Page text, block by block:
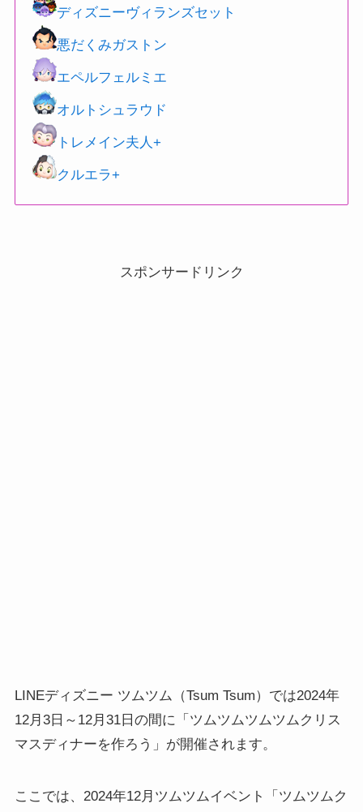
ディズニーヴィランズセット
悪だくみガストン
エペルフェルミエ
オルトシュラウド
トレメイン夫人+
クルエラ+
スポンサードリンク
LINEディズニー ツムツム（Tsum Tsum）では2024年
12月3日～12月31日の間に「ツムツムツムツムクリス
マスディナーを作ろう」が開催されます。
ここでは、2024年12月ツムツムイベント「ツムツムク